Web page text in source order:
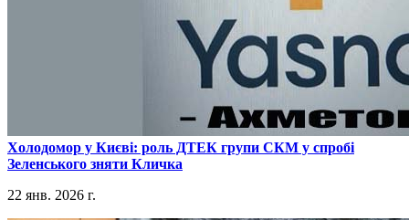
​Холодомор у Києві: роль ДТЕК групи СКМ у спробі
Зеленського зняти Кличка
22 янв. 2026 г.